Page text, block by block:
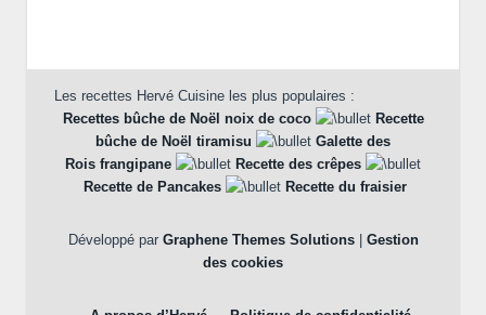
Les recettes Hervé Cuisine les plus populaires :
Recettes bûche de Noël noix de coco
Recette
bûche de Noël tiramisu
Galette des
Rois frangipane
Recette des crêpes
Recette de Pancakes
Recette du fraisier
Développé par Graphene Themes Solutions| Gestion
des cookies